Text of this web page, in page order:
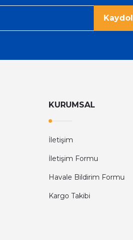
Kaydol
KURUMSAL
İletişim
İletişim Formu
Havale Bildirim Formu
Kargo Takibi